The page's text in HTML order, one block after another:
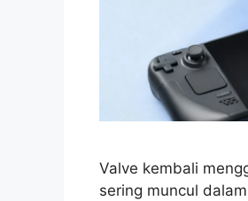
Valve kembali
sering muncul